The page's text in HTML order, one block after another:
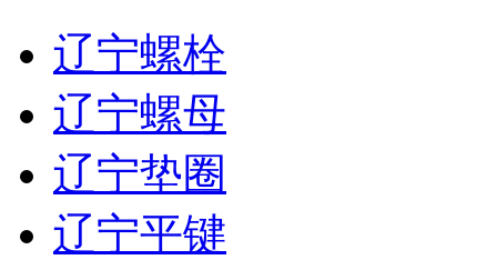
辽宁螺栓
辽宁螺母
辽宁垫圈
辽宁平键